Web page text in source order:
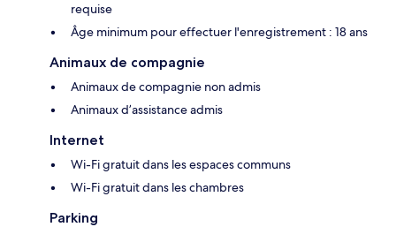
requise
Âge minimum pour effectuer l'enregistrement : 18 ans
Animaux de compagnie
Animaux de compagnie non admis
Animaux d’assistance admis
Internet
Wi-Fi gratuit dans les espaces communs
Wi-Fi gratuit dans les chambres
Parking